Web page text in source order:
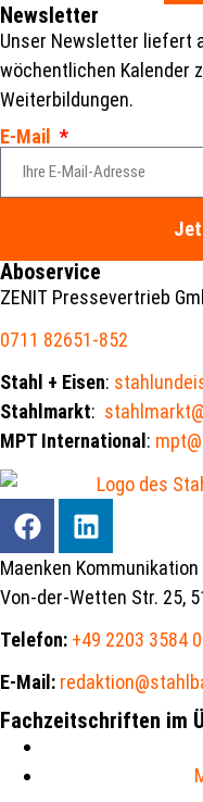
Newsletter
Unser Newsletter liefert
wöchentlichen Kalender
Weiterbildungen.
E-Mail
Aboservice
ZENIT Pressevertrieb
0711 82651-852
Stahl + Eisen:
Stahlmarkt:
MPT International:
Maenken Kommunikation
Von-der-Wetten Str. 25,
Telefon: +49 2203 3584 0
E-Mail:
Fachzeitschriften im